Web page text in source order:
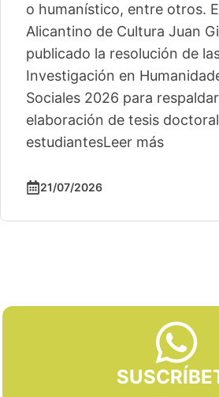
o humanístico, entre otros.
Alicantino de Cultura Juan
publicado la resolución de
Investigación en
Sociales 2026 para
elaboración de tesis
estudiantesLeer más
21/07/2026